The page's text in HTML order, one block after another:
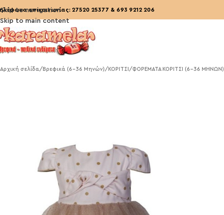
Skip to navigation
Skip to main content
επικοινωνίας: 27520 25377 & 693 9212 206
Αρχική σελίδα/ Βρεφικά (6-36 Μηνών)/ ΚΟΡΙΤΣΙ /ΦΟΡΕΜΑΤΑ ΚΟΡΙΤΣΙ (6-36 ΜΗΝΩΝ)